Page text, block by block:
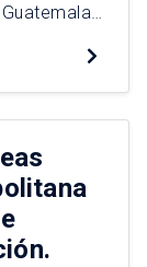
a una
urbano.
ocupan